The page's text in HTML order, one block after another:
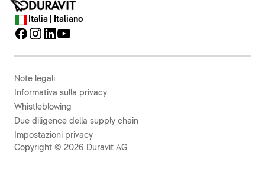
Italia | Italiano
Note legali
Informativa sulla privacy
Whistleblowing
Due diligence della supply chain
Impostazioni privacy
Copyright © 2026 Duravit AG